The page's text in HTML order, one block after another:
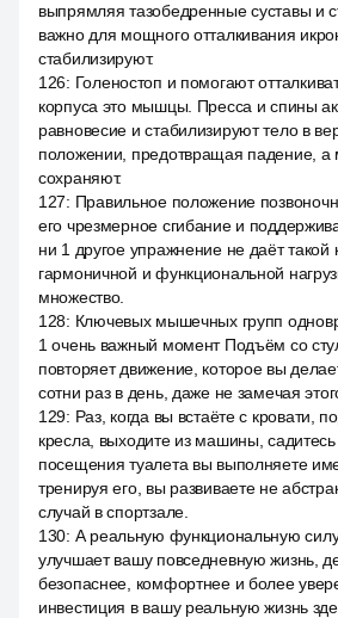
выпрямляя тазобедренные суставы и
важно для мощного отталкивания
стабилизируют.
126: Голеностоп и помогают
корпуса это мышцы. Пресса и спины
равновесие и стабилизируют тело в
положении, предотвращая падение,
сохраняют.
127: Правильное положение
его чрезмерное сгибание и
ни 1 другое упражнение не даёт такой
гармоничной и функциональной
множество.
128: Ключевых мышечных групп
1 очень важный момент Подъём со
повторяет движение, которое вы
сотни раз в день, даже не замечая
129: Раз, когда вы встаёте с кровати,
кресла, выходите из машины,
посещения туалета вы выполняете
тренируя его, вы развиваете не
случай в спортзале.
130: А реальную функциональную
улучшает вашу повседневную жизнь,
безопаснее, комфортнее и более
инвестиция в вашу реальную жизнь